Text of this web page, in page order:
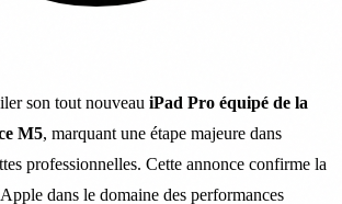
son tout nouveau iPad Pro équipé de la
M5, marquant une étape majeure dans
professionnelles. Cette annonce confirme la
dans le domaine des performances